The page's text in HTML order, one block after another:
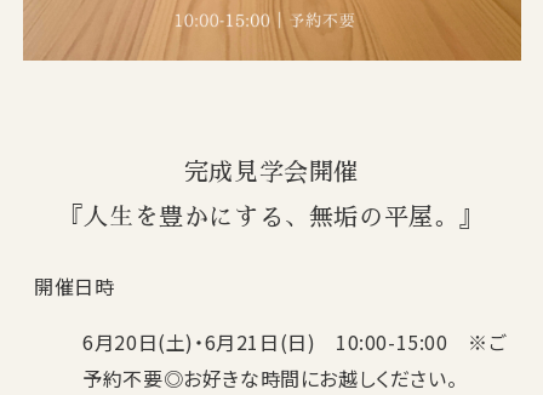
完成見学会開催
『人生を豊かにする、無垢の平屋。』
開催日時
6月20日(土)・6月21日(日) 10:00-15:00 ※ご
予約不要◎お好きな時間にお越しください。